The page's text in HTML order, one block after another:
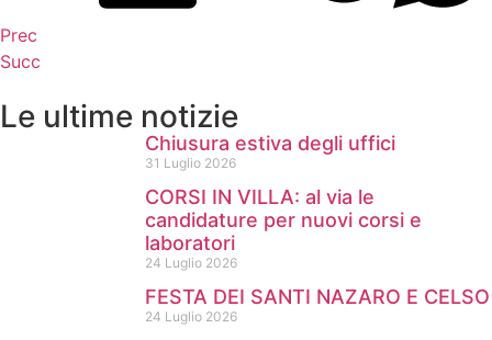
Prec
Succ
Le ultime notizie
Chiusura estiva degli uffici
31 Luglio 2026
CORSI IN VILLA: al via le
candidature per nuovi corsi e
laboratori
24 Luglio 2026
FESTA DEI SANTI NAZARO E CELSO
24 Luglio 2026